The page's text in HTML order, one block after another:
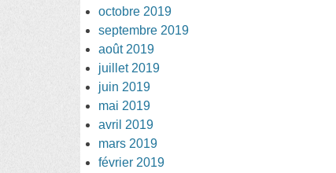
octobre 2019
septembre 2019
août 2019
juillet 2019
juin 2019
mai 2019
avril 2019
mars 2019
février 2019